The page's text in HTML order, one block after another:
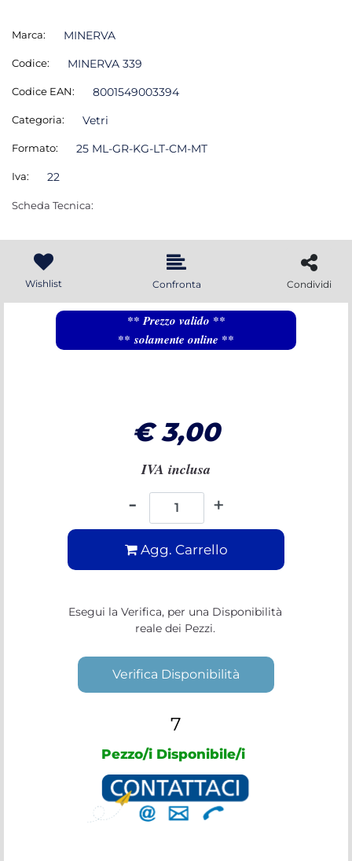
Marca: MINERVA
Codice: MINERVA 339
Codice EAN: 8001549003394
Categoria: Vetri
Formato: 25 ML-GR-KG-LT-CM-MT
Iva: 22
Scheda Tecnica:
Wishlist Confronta Condividi
** Prezzo valido **
** solamente online **
€ 3,00
IVA inclusa
Quantità
Agg. Carrello
Esegui la Verifica, per una Disponibilità
reale dei Pezzi.
Verifica Disponibilità
7
Pezzo/i Disponibile/i